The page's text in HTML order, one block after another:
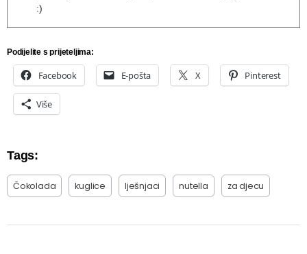
:)
Podijelite s prijeteljima:
Facebook E-pošta X Pinterest
Više
Tags:
Čokolada kuglice lješnjaci nutella za djecu